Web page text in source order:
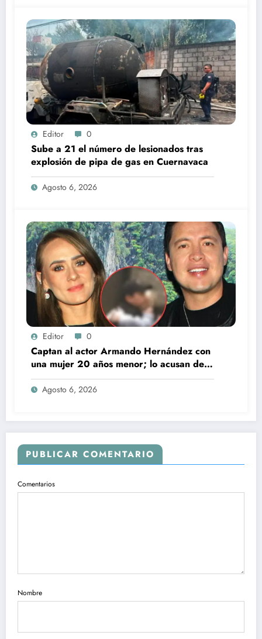
Editor 0
Sube a 21 el número de lesionados tras
explosión de pipa de gas en Cuernavaca
Agosto 6, 2026
Editor 0
Captan al actor Armando Hernández con
una mujer 20 años menor; lo acusan de
infidelidad a su esposa
Agosto 6, 2026
PUBLICAR COMENTARIO
Comentarios
Nombre